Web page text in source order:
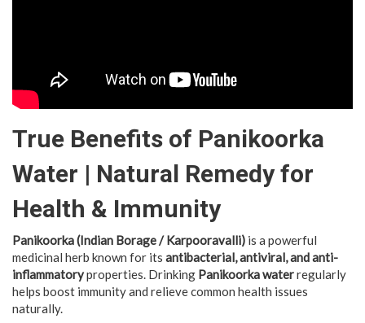
True Benefits of Panikoorka
Water | Natural Remedy for
Health & Immunity
Panikoorka (Indian Borage / Karpooravalli) is a powerful
medicinal herb known for its antibacterial, antiviral, and anti-
inflammatoryproperties. Drinking Panikoorka waterregularly
helps boost immunity and relieve common health issues
naturally.